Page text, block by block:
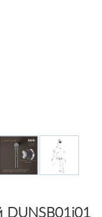
DUNSB01i01